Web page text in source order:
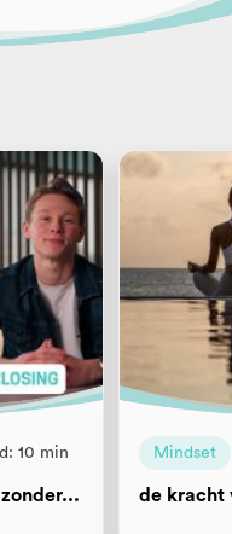
10 min Mindset
de kracht